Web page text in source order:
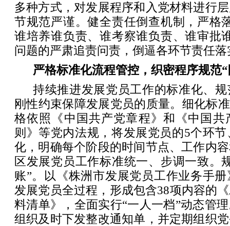
多种方式，对发展程序和入党材料进行
节规范严谨。健全责任倒查机制，严格
谁培养谁负责、谁考察谁负责、谁审批
问题的严肃追责问责，倒逼各环节责任落
严格标准化流程管控，织密程序规范
持续推进发展党员工作的标准化、
刚性约束保障发展党员的质量。细化标
格依照《中国共产党章程》和《中国共
则》等党内法规，将发展党员的5个环
化，明确每个阶段的时间节点、工作内
区发展党员工作标准统一、步调一致。
账”。以《株洲市发展党员工作业务手
发展党员全过程，形成包含38项内容的
料清单》，全面实行“一人一档”动态管
组织及时下发整改通知单，并定期组织